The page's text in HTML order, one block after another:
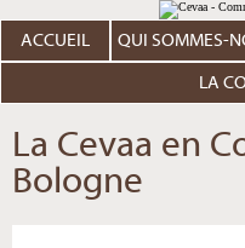
au
contenu.
Aller
personnels
ACCUEIL QUI SOMMES-
LA
La Cevaa en
Bologne